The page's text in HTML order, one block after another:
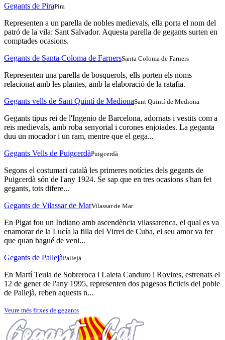
Gegants de PiraPira
Representen a un parella de nobles medievals, ella porta el nom del
patró de la vila: Sant Salvador. Aquesta parella de gegants surten en
comptades ocasions.
Gegants de Santa Coloma de FarnersSanta Coloma de Farners
Representen una parella de bosquerols, ells porten els noms
relacionat amb les plantes, amb la elaboració de la ratafia.
Gegants vells de Sant Quintí de MedionaSant Quintí de Mediona
Gegants tipus rei de l'Ingenio de Barcelona, adornats i vestits com a
reis medievals, amb roba senyorial i corones enjoiades. La geganta
duu un mocador i un ram, mentre que el gega...
Gegants Vells de PuigcerdàPuigcerdà
Segons el costumari català les primeres notícies dels gegants de
Puigcerdà són de l'any 1924. Se sap que en tres ocasions s'han fet
gegants, tots difere...
Gegants de Vilassar de MarVilassar de Mar
En Pigat fou un Indiano amb ascendència vilassarenca, el qual es va
enamorar de la Lucía la filla del Virrei de Cuba, el seu amor va fer
que quan hagué de veni...
Gegants de PallejàPallejà
En Martí Teula de Sobreroca i Laieta Canduro i Rovires, estrenats el
12 de gener de l'any 1995, representen dos pagesos ficticis del poble
de Pallejà, reben aquests n...
Veure més fitxes de gegants